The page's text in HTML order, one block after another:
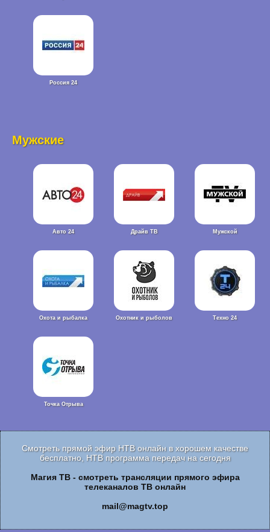
Россия 24
Мужские
Авто 24 Драйв ТВ Мужской
Охота и рыбалка Охотник и рыболов Техно 24
Точка Отрыва
Смотреть прямой эфир НТВ онлайн в хорошем качестве
бесплатно, НТВ программа передач на сегодня
Магия ТВ - смотреть трансляции прямого эфира
телеканалов ТВ онлайн
mail@magtv.top